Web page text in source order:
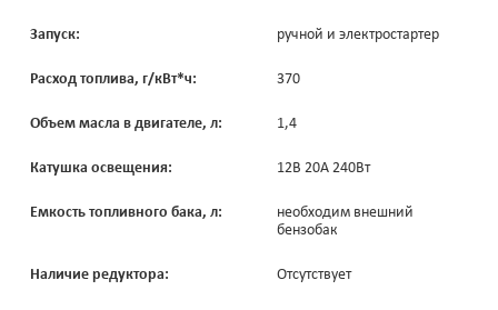
Запуск: ручной и электростартер
Расход топлива, г/кВт*ч: 370
Объем масла в двигателе, л: 1,4
Катушка освещения: 12В 20А 240Вт
Емкость топливного бака, л:
необходим внешний
бензобак
Наличие редуктора: Отсутствует